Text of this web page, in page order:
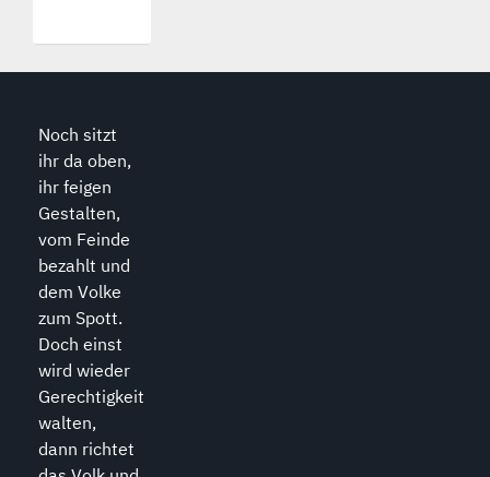
Noch sitzt
ihr da oben,
ihr feigen
Gestalten,
vom Feinde
bezahlt und
dem Volke
zum Spott.
Doch einst
wird wieder
Gerechtigkeit
walten,
dann richtet